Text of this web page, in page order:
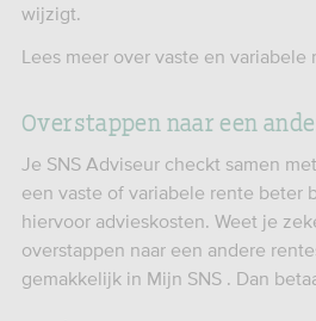
wijzigt.
Lees meer over vaste en variabele
Overstappen naar een
Je SNS Adviseur checkt samen
een vaste of variabele rente beter
hiervoor advieskosten. Weet je
overstappen naar een andere
gemakkelijk in Mijn SNS . Dan